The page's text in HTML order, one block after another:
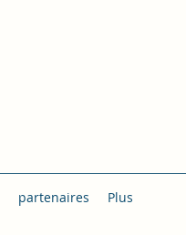
partenaires Plus